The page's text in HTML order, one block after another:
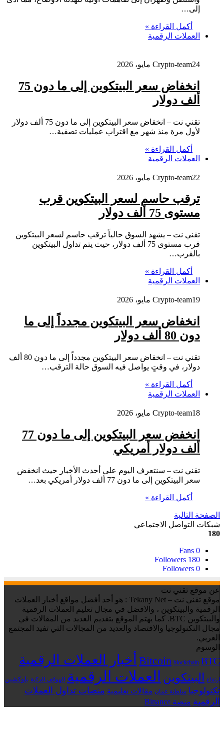
إلى…
أكمل القراءة »
العملات الرقمية
Crypto-team24 مايو، 2026
انخفاض سعر البيتكوين إلى ما دون 75
ألف دولار
تقني نت – انخفاض سعر البيتكوين إلى ما دون 75 ألف دولار
لأول مرة منذ شهر مع اقتراب عمليات تصفية…
أكمل القراءة »
العملات الرقمية
Crypto-team22 مايو، 2026
ترقب حاسم لسعر البيتكوين قرب
مستوى 75 ألف دولار
تقني نت – يشهد السوق حالياً ترقب حاسم لسعر البيتكوين
قرب مستوى 75 ألف دولار، حيث يتم تداول البيتكوين
بالقرب…
أكمل القراءة »
العملات الرقمية
Crypto-team19 مايو، 2026
انخفاض سعر البيتكوين مجدداً إلى ما
دون 80 ألف دولار
تقني نت – انخفاض سعر البيتكوين مجدداً إلى ما دون 80 ألف
دولار، في وقتٍ يواصل فيه السوق حالة الترقب…
أكمل القراءة »
العملات الرقمية
Crypto-team18 مايو، 2026
انخفض سعر البيتكوين إلى ما دون 77
ألف دولار أمريكي
تقني نت – سنتعرف اليوم على أحدث الأخبار حيث انخفض
سعر البيتكوين إلى ما دون 77 ألف دولار أمريكي بعد…
أكمل القراءة »
الصفحة التالية
شبكات التواصل الاجتماعي
180
0
Fans
180
Followers
0
Followers
عن موقع تقني نت
موقع تقني نت – Tekany Net : هو أحد أفضل مواقع أخبار العملات
الرقمية والبيتكوين ، والافضل في مجال تعليم العملات الرقمية
والبيتكوين BTC. كما يهتم الموقع بتقديم العديد من المقالات في
مجال التكنولوجيا والاقتصاد والعديد من المجالات التي تفيد المجتمع
العربي.
الوسوم
Bitcoin blockchain BTC أخبار العملات الرقمية
ارتفاع البيتكوين العملات الرقمية الهواتف الذكية بلوكشين
تكنولوجيا سلطنة عمان مقالات تعليمية منصات تداول العملات
الرقمية منصة Binance